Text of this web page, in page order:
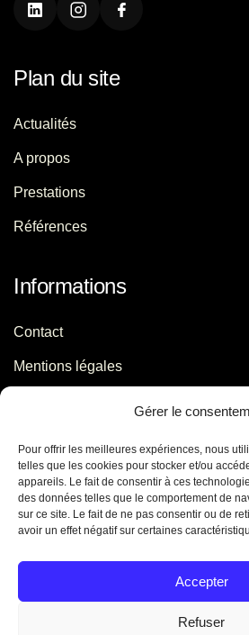
Gérer le
Pour offrir les meilleures expériences, nous
telles que les cookies pour stocker et/ou
appareils. Le fait de consentir à ces
des données telles que le comportement de
sur ce site. Le fait de ne pas consentir ou de
avoir un effet négatif sur certaines
Accepter
Refuser
Plan du site
Actualités
A propos
Prestations
Références
Informations
Contact
Mentions légales
Contact
06 29 56 64 44
contact[@]jb-conseils.fr
Caen - Normandie - France